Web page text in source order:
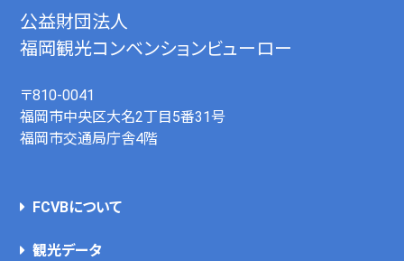
公益財団法人
福岡観光コンベンションビューロー
〒810-0041
福岡市中央区大名2丁目5番31号
福岡市交通局庁舎4階
FCVBについて
観光データ